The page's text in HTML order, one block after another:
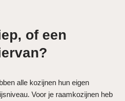
of een
alle kozijnen hun eigen
Voor je raamkozijnen heb